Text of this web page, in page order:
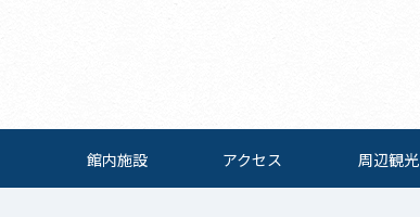
館内施設 アクセス 周辺観光